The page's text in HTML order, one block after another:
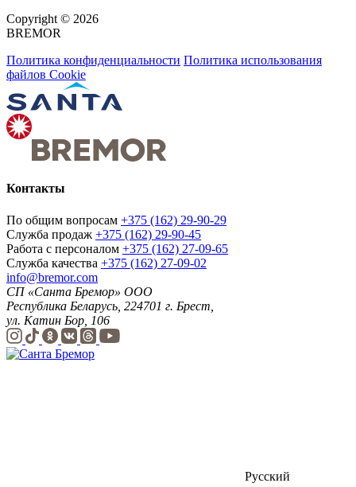
Copyright © 2026
BREMOR
Политика конфиденциальности Политика использования
файлов Cookie
Контакты
По общим вопросам +375 (162) 29-90-29
Служба продаж +375 (162) 29-90-45
Работа с персоналом +375 (162) 27-09-65
Служба качества +375 (162) 27-09-02
info@bremor.com
СП «Санта Бремор» ООО
Республика Беларусь, 224701 г. Брест,
ул. Катин Бор, 106
Русский